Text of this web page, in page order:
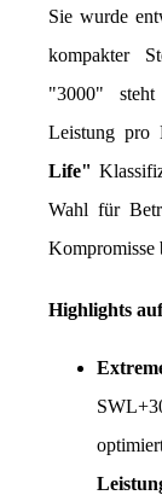
Sie wurde
kompakter
"3000"
Leistung
Life"
Wahl für
Kompromisse
Highlights